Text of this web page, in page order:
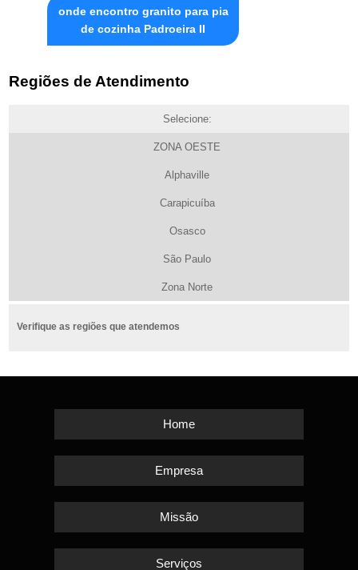
onde encontro granito para pia
de cozinha Padroeira II
Regiões de Atendimento
Selecione:
ZONA OESTE
Alphaville
Carapicuíba
Osasco
São Paulo
Zona Norte
Verifique as regiões que atendemos
Home
Empresa
Missão
Serviços